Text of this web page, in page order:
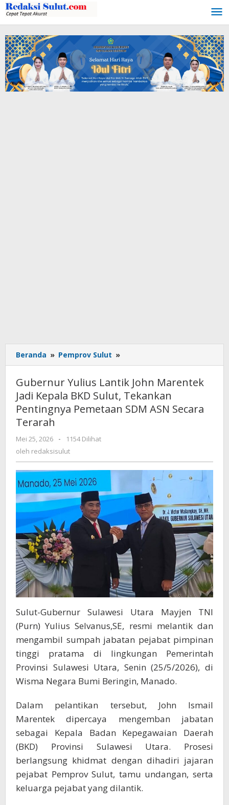
Lewati
ke
konten
Beranda » Pemprov Sulut »
Yulius
Lantik
John
Marentek
Jadi
Pentingnya
Pemetaan
ASN
Secara
Terarah
Gubernur Yulius Lantik John Marentek
Jadi Kepala BKD Sulut, Tekankan
Pentingnya Pemetaan SDM ASN Secara
Terarah
Mei 25, 2026
oleh
redaksisulut
-
1154 Dilihat
oleh redaksisulut
Sulut-Gubernur Sulawesi Utara Mayjen TNI
(Purn) Yulius Selvanus,SE, resmi melantik dan
mengambil sumpah jabatan pejabat pimpinan
tinggi pratama di lingkungan Pemerintah
Provinsi Sulawesi Utara, Senin (25/5/2026), di
Wisma Negara Bumi Beringin, Manado.
Dalam pelantikan tersebut, John Ismail
Marentek dipercaya mengemban jabatan
sebagai Kepala Badan Kepegawaian Daerah
(BKD) Provinsi Sulawesi Utara. Prosesi
berlangsung khidmat dengan dihadiri jajaran
pejabat Pemprov Sulut, tamu undangan, serta
keluarga pejabat yang dilantik.